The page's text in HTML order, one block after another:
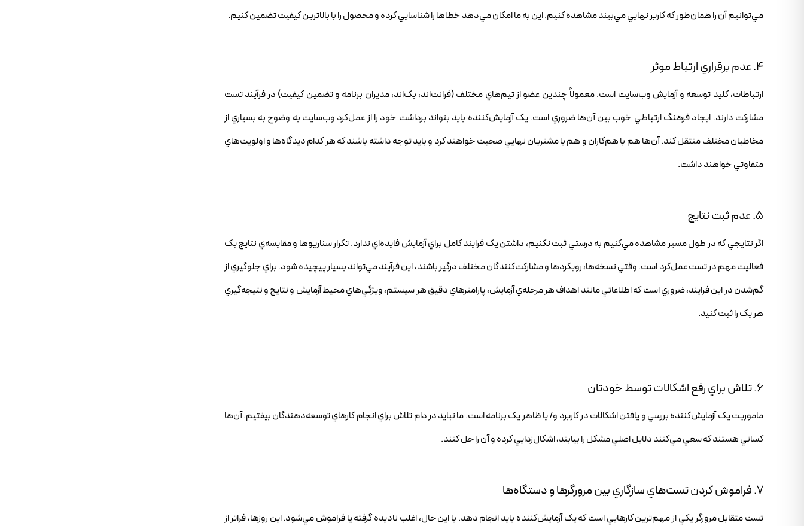
مي‌توانيم آن را همان‌طور که کاربر نهايي مي‌بيند مشاهده کنيم. اين به ما امکان مي‌دهد خطاها را شناسايي کرده و محصول را با بالاترين کيفيت تضمين کنيم.
4. عدم برقراري ارتباط موثر
ارتباطات، کليد توسعه و آزمايش وب‌سايت است. معمولاً چندين عضو از تيم‌هاي مختلف (فرانت‌اند، بک‌اند، مديران برنامه و تضمين کيفيت) در فرآيند تست
مشارکت دارند. ايجاد فرهنگ ارتباطي خوب بين آن‌ها ضروري است. يک آزمايش‌کننده بايد بتواند برداشت خود را از عمل‌کرد وب‌سايت به وضوح به بسياري از
مخاطبان مختلف منتقل کند. آن‌ها هم با هم‌کاران و هم با مشتريان نهايي صحبت خواهند کرد و بايد توجه داشته باشند که هر کدام ديدگاه‌ها و اولويت‌هاي
متفاوتي خواهند داشت.
5. عدم ثبت نتايج
اگر نتايجي که در طول مسير مشاهده مي‌کنيم به درستي ثبت نکنيم، داشتن يک فرايند کامل براي آزمايش فايده‌اي ندارد. تکرار سناريوها و مقايسه‌ي نتايج يک
فعاليت مهم در تست عمل‌کرد است. وقتي نسخه‌ها، رويکردها و مشارکت‌کنندگان مختلف درگير باشند، اين فرآيند مي‌تواند بسيار پيچيده شود. براي جلوگيري از
گم‌شدن در اين فرايند، ضروري است که اطلاعاتي مانند اهداف هر مرحله‌ي آزمايش، پارامترهاي دقيق هر سيستم، ويژگي‌هاي محيط آزمايش و نتايج و نتيجه‌گيري
هر يک را ثبت کنيد.
6. تلاش براي رفع اشکالات توسط خودتان
ماموريت يک آزمايش‌کننده بررسي و يافتن اشکالات در کاربرد و/ يا ظاهر يک برنامه است. ما نبايد در دام تلاش براي انجام کارهاي توسعه‌دهندگان بيفتيم. آن‌ها
کساني هستند که سعي مي‌کنند دلايل اصلي مشکل را بيابند، اشکال‌زدايي کرده و آن را حل کنند.
7. فراموش کردن تست‌هاي سازگاري بين مرورگرها و دستگاه‌ها
تست متقابل مرورگر يکي از مهم‌ترين کارهايي است که يک آزمايش‌کننده بايد انجام دهد. با اين حال، اغلب ناديده گرفته يا فراموش مي‌شود. اين روزها، فراتر از